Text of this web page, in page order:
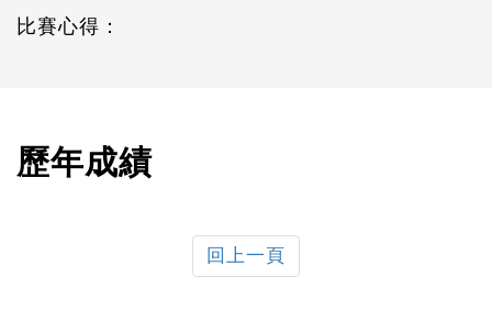
比賽心得：
歷年成績
回上一頁